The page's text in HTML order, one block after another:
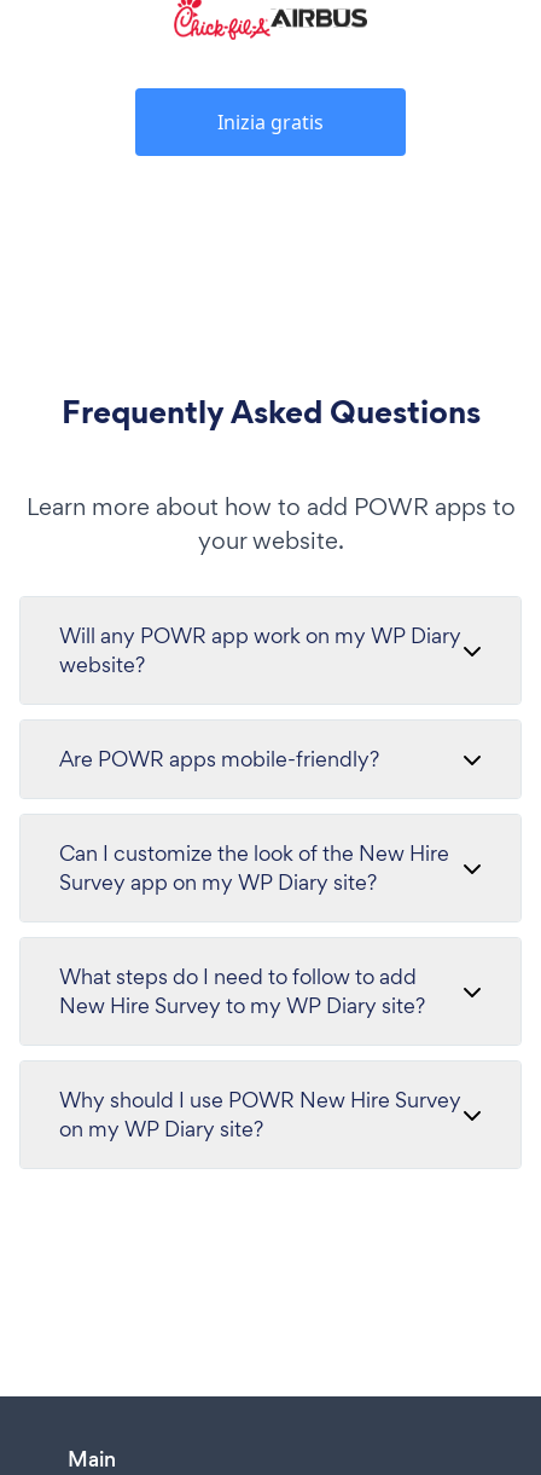
Inizia gratis
Frequently Asked Questions
Learn more about how to add POWR apps to
your website.
Will any POWR app work on my WP Diary
website?
Are POWR apps mobile-friendly?
Can I customize the look of the New Hire
Survey app on my WP Diary site?
What steps do I need to follow to add
New Hire Survey to my WP Diary site?
Why should I use POWR New Hire Survey
on my WP Diary site?
Main